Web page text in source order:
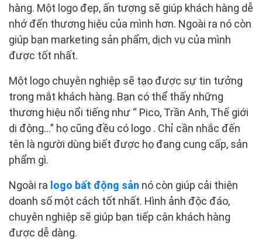
hàng. Một logo đẹp, ấn tượng sẽ giúp khách hàng dễ
nhớ đến thương hiệu của mình hơn. Ngoài ra nó còn
giúp bạn marketing sản phẩm, dịch vụ của mình
được tốt nhất.
Một logo chuyên nghiệp sẽ tạo được sự tin tưởng
trong mắt khách hàng. Bạn có thể thấy những
thương hiệu nổi tiếng như “ Pico, Trần Anh, Thế giới
di động…” họ cũng đều có logo . Chỉ cần nhắc đến
tên là người dùng biết được họ đang cung cấp, sản
phẩm gì.
Ngoài ra logo bất động sản nó còn giúp cải thiện
doanh số một cách tốt nhất. Hình ảnh độc đáo,
chuyên nghiệp sẽ giúp bạn tiếp cận khách hàng
được dễ dàng.